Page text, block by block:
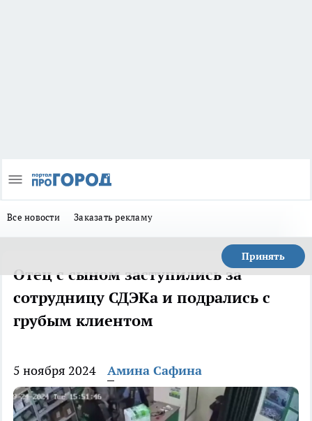
Все новости Заказать рекламу
Принять
Отец с сыном заступились за
сотрудницу СДЭКа и подрались с
грубым клиентом
5 ноября 2024 Амина Сафина